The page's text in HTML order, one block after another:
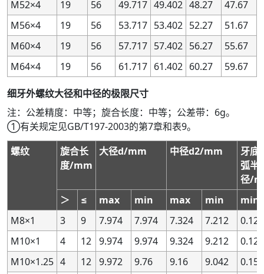
2.8
— — — —
2.8
7G +161 +21 +221
2.8
7H +140 0 +200
2.8
8G — — —
2.8
5.6 0.7 —
2.8
5.6 0.7 4H +75 0 +112
2.8
5.6 0.7 5G +117 +22 +162
2.8
0.7 5H +95 0 +140
0
—
0.7 — — — —
—
2.8
5.6 0.7 — — — —
—
2.8
5.6 0.7 6G +140 +22 +202
2.8
5.6 0.7 6H +118 0 +180
0
2.8
5.6 0.7 — —
—
2.8
— — — —
2.8
7G +161 +21 +221
2.8
7H +140 0 +200
2.8
8G — — —
2.8
5.6 0.7 —
2.8
5.6 0.7 4H +75 0 +112
2.8
5.6 0.7 5G +117 +22 +162
2.8
0.7 5H +95 0 +140
0
—
0.7 — — — —
—
2.8
5.6 0.7 — — — —
—
2.8
5.6 0.7 6G +140 +22 +202
2.8
5.6 0.7 6H +118 0 +180
0
2.8
5.6 0.7 — —
—
M52×4
19 56 49.717 49.402 48.27
47.67
M56×4
19 56 53.717 53.402 52.27
51.67
M60×4
19 56 57.717 57.402 56.27
55.67
M64×4
19 56 61.717 61.402 60.27 59.67
细牙外螺纹大径和中径的极限尺寸
注：公差精度：中等；旋合长度：中等；公差带：6g。
①有关规定见GB/T197-2003的第7章和表9。
螺纹
旋合长
度/mm
大径d/mm 中径d2/mm
牙底
弧半
径/
＞
≤ max min max min
M8×1
3 9 7.974 7.974 7.324 7.212
0.125
M10×1
4 12 9.974 9.974 9.324 9.212
0.125
M10×1.25 4 12 9.972 9.76 9.16 9.042
0.156